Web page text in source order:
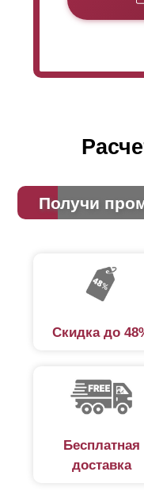
Получи
Скидка до
Бесплатная
доставка